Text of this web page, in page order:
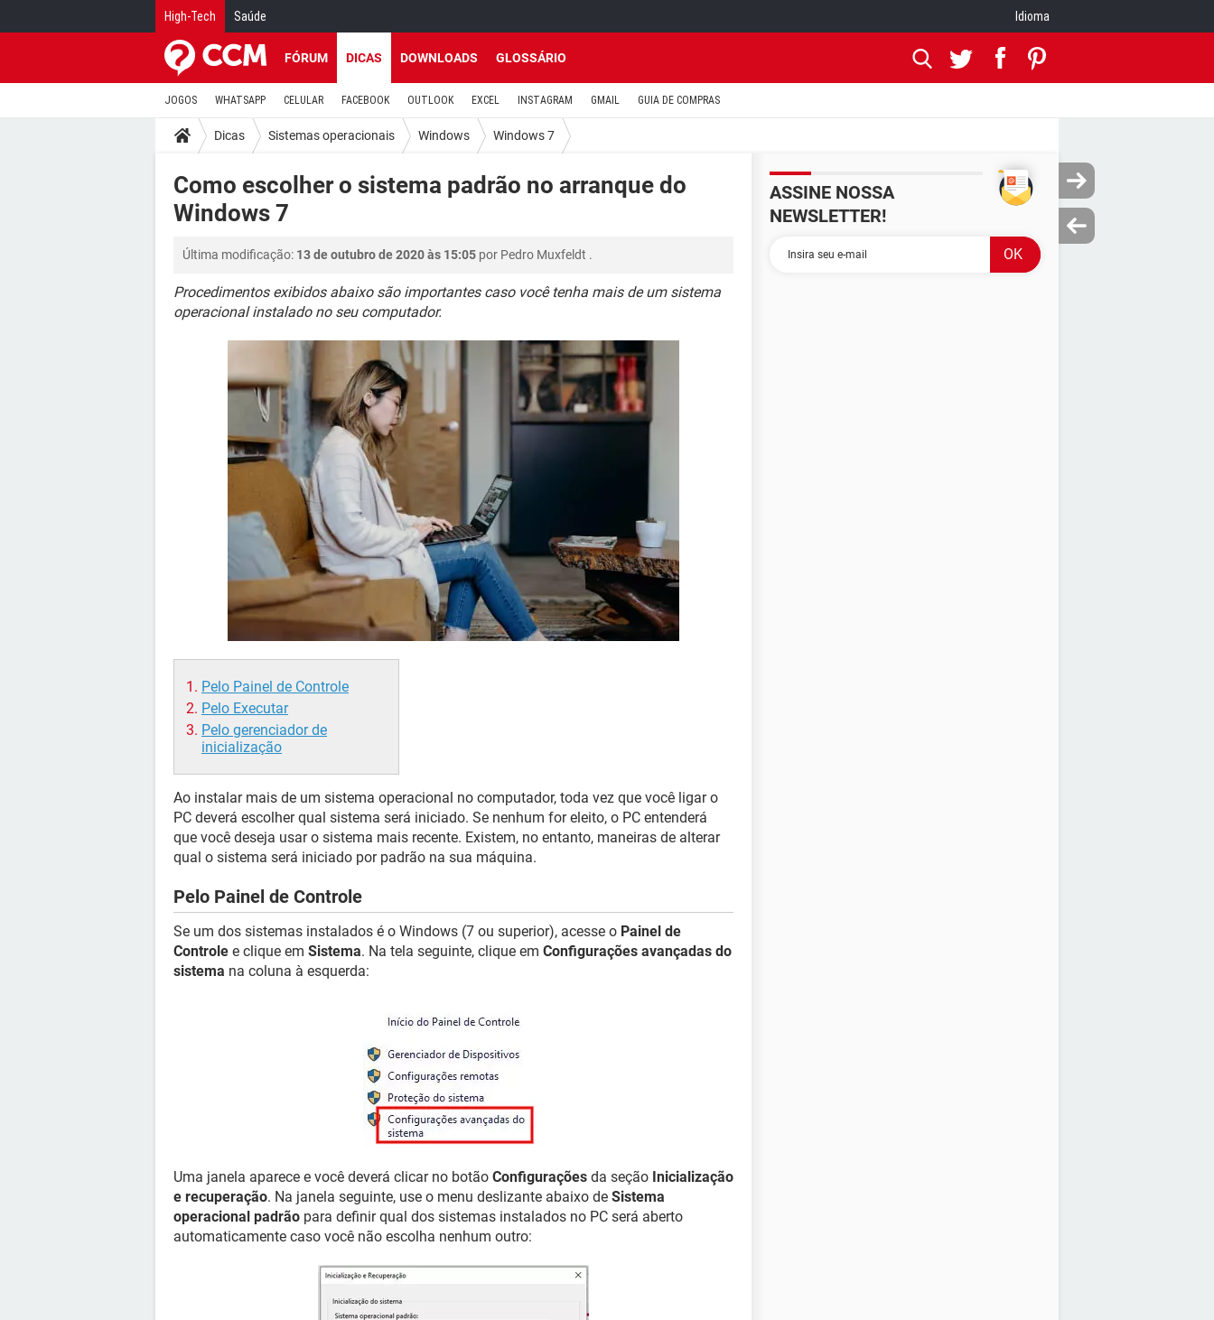
High-Tech Saúde Idioma
FÓRUM DICAS DOWNLOADS GLOSSÁRIO
JOGOS WHATSAPP CELULAR FACEBOOK OUTLOOK EXCEL INSTAGRAM GMAIL GUIA DE COMPRAS
Dicas Sistemas operacionais Windows Windows 7
Como escolher o sistema padrão no arranque do
Windows 7
Última modificação: 13 de outubro de 2020 às 15:05 por Pedro Muxfeldt .
Procedimentos exibidos abaixo são importantes caso você tenha mais de um sistema
operacional instalado no seu computador.
Pelo Painel de Controle
Pelo Executar
Pelo gerenciador de
inicialização
Ao instalar mais de um sistema operacional no computador, toda vez que você ligar o
PC deverá escolher qual sistema será iniciado. Se nenhum for eleito, o PC entenderá
que você deseja usar o sistema mais recente. Existem, no entanto, maneiras de alterar
qual o sistema será iniciado por padrão na sua máquina.
Pelo Painel de Controle
Se um dos sistemas instalados é o Windows (7 ou superior), acesse o Painel de
Controle e clique em Sistema. Na tela seguinte, clique em Configurações avançadas do
sistema na coluna à esquerda:
Uma janela aparece e você deverá clicar no botão Configurações da seção Inicialização
e recuperação. Na janela seguinte, use o menu deslizante abaixo de Sistema
operacional padrão para definir qual dos sistemas instalados no PC será aberto
automaticamente caso você não escolha nenhum outro:
ASSINE NOSSA
NEWSLETTER!